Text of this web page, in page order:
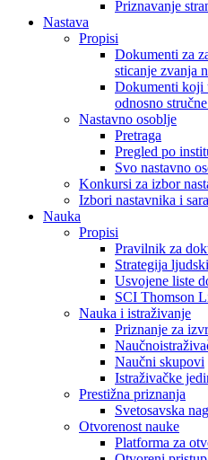
Priznavanje
Nastava
Propisi
Dokumenti za
sticanje zvanja
Dokumenti koji
odnosno
Nastavno osoblje
Pretraga
Pregled po
Svo nastavno
Konkursi za izbor
Izbori nastavnika i
Nauka
Propisi
Pravilnik za
Strategija
Usvojene liste
SCI Thomson
Nauka i istraživanje
Priznanje za
Naučni skupovi
Istraživačke
Prestižna priznanja
Svetosavska
Otvorenost nauke
Platforma za